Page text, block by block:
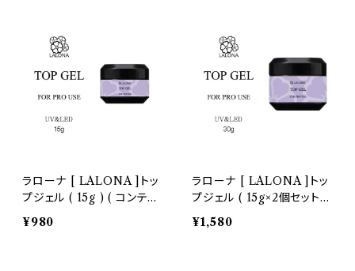
ラローナ [ LALONA ]トッ
プジェル ( 15g ) ( コンテナ
タイプ )
¥980
ラローナ [ LALONA ]トッ
プジェル ( 15g×2個セットで
30g ) ( コンテナタイプ )ジ
ェルネイル/サロン専売
¥1,580